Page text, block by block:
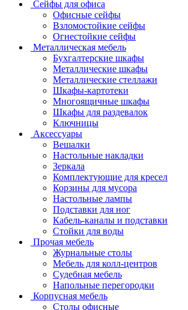
Сейфы для офиса
Офисные сейфы
Взломостойкие сейфы
Огнестойкие сейфы
Металлическая мебель
Бухгалтерские шкафы
Металлические шкафы
Металлические стеллажи
Шкафы-картотеки
Многоящичные шкафы
Шкафы для раздевалок
Ключницы
Аксессуары
Вешалки
Настольные накладки
Зеркала
Комплектующие для кресел
Корзины для мусора
Настольные лампы
Подставки для ног
Кабель-каналы и подставки
Стойки для воды
Прочая мебель
Журнальные столы
Мебель для колл-центров
Судебная мебель
Напольные перегородки
Корпусная мебель
Столы офисные